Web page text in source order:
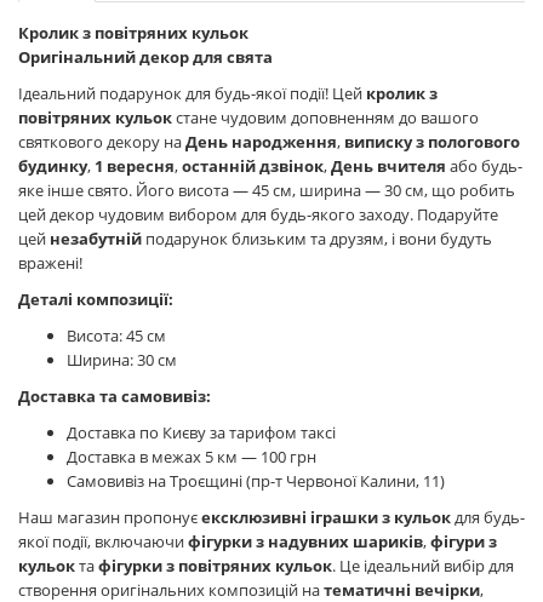
Кролик з повітряних кульок
Оригінальний декор для свята
Ідеальний подарунок для будь-якої події! Цей кролик з
повітряних кульокстане чудовим доповненням до вашого
святкового декору наДень народження, виписку з пологового
будинку, 1 вересня,останній дзвінок,День вчителя або будь-
яке інше свято. Його висота — 45 см, ширина — 30 см, що робить
цей декор чудовим вибором для будь-якого заходу. Подаруйте
цей незабутній подарунок близьким та друзям, і вони будуть
вражені!
Деталі композиції:
Висота: 45 см
Ширина: 30 см
Доставка та самовивіз:
Доставка по Києву за тарифом таксі
Доставка в межах 5 км — 100 грн
Самовивіз на Троєщині (пр-т Червоної Калини, 11)
Наш магазин пропонуєексклюзивні іграшки з кульокдля будь-
якої події, включаючифігурки з надувних шариків,фігури з
кульоктафігурки з повітряних кульок. Це ідеальний вибір для
створення оригінальних композицій натематичні вечірки,